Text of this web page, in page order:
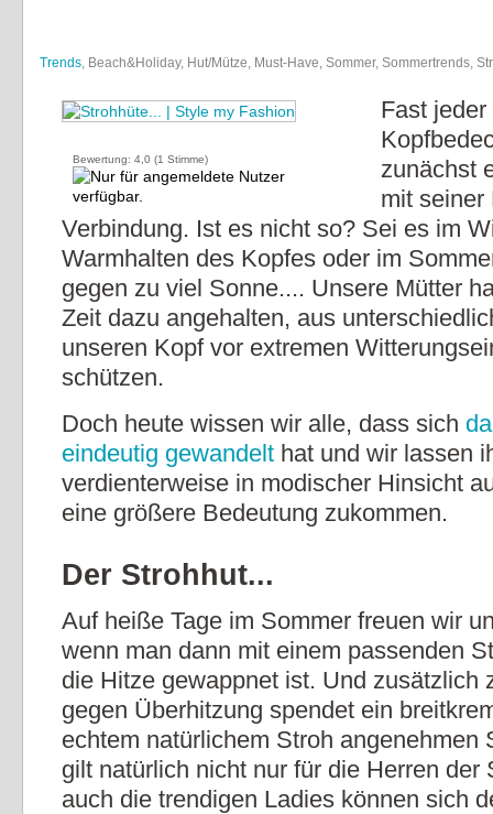
Trends, Beach&Holiday, Hut/Mütze, Must-Have, Sommer, Sommertrends,
Bewertung: 4,0 (1 Stimme)
Fast jeder
zunächst
mit seiner
Verbindung. Ist es nicht so? Sei es im
Warmhalten des Kopfes oder im
gegen zu viel Sonne.... Unsere Mütter
Zeit dazu angehalten, aus
unseren Kopf vor extremen
schützen.
Doch heute wissen wir alle, dass sich
eindeutig gewandelt hat und wir lassen
verdienterweise in modischer Hinsicht
eine größere Bedeutung zukommen.
Der Strohhut...
Auf heiße Tage im Sommer freuen wir
wenn man dann mit einem passenden
die Hitze gewappnet ist. Und zusätzlich
gegen Überhitzung spendet ein
echtem natürlichem Stroh angenehmen
gilt natürlich nicht nur für die Herren der
auch die trendigen Ladies können sich